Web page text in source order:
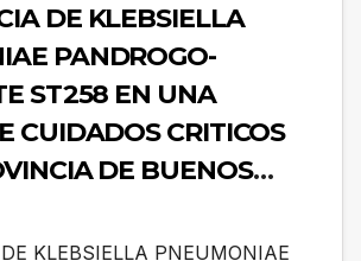
DE KLEBSIELLA
PANDROGO-
ST258 EN UNA
CUIDADOS CRITICOS
DE BUENOS
DE UN
Y
KLEBSIELLA PNEUMONIAE